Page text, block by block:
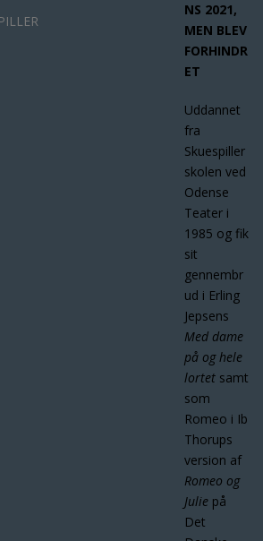
NS 2021,
MEN BLEV
FORHINDR
ET
Uddannet
fra
Skuespiller
skolen ved
Odense
Teater i
1985 og fik
sit
gennembr
ud i Erling
Jepsens
Med dame
på og hele
lortet samt
som
Romeo i Ib
Thorups
version af
Romeo og
Julie på
Det